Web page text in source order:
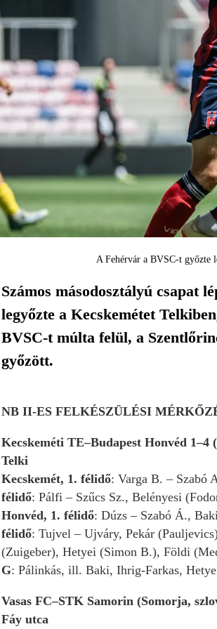
A Fehérvár a BVSC-t győzte
Számos másodosztályú csapat
legyőzte a Kecskemétet
BVSC-t múlta felül, a
győzött.
NB II-ES FELKÉSZÜLÉSI
Kecskeméti TE–Budapest Honvéd 1–4
Telki
Kecskemét, 1. félidő: Varga B. – Szabó
félidő: Pálfi – Szűcs Sz., Belényesi
Honvéd, 1. félidő: Dúzs – Szabó Á.,
félidő: Tujvel – Ujváry, Pekár
(Zuigeber), Hetyei (Simon B.), Földi
G: Pálinkás, ill. Baki, Ihrig-Farkas,
Vasas FC–STK Samorin (Somorja,
Fáy utca